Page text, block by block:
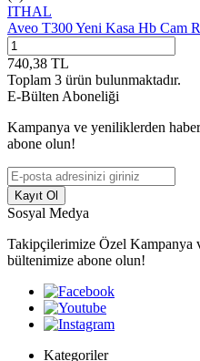
ITHAL
Aveo T300 Yeni Kasa Hb Cam
740,38 TL
Toplam 3 ürün bulunmaktadır.
E-Bülten Aboneliği
Kampanya ve yeniliklerden
abone olun!
Kayıt Ol
Sosyal Medya
Takipçilerimize Özel Kampanya
bültenimize abone olun!
Kategoriler